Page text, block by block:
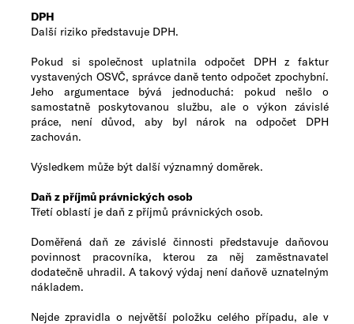
DPH
Další riziko představuje DPH.
Pokud si společnost uplatnila odpočet DPH z faktur
vystavených OSVČ, správce daně tento odpočet zpochybní.
Jeho argumentace bývá jednoduchá: pokud nešlo o
samostatně poskytovanou službu, ale o výkon závislé
práce, není důvod, aby byl nárok na odpočet DPH
zachován.
Výsledkem může být další významný doměrek.
Daň z příjmů právnických osob
Třetí oblastí je daň z příjmů právnických osob.
Doměřená daň ze závislé činnosti představuje daňovou
povinnost pracovníka, kterou za něj zaměstnavatel
dodatečně uhradil. A takový výdaj není daňově uznatelným
nákladem.
Nejde zpravidla o největší položku celého případu, ale v